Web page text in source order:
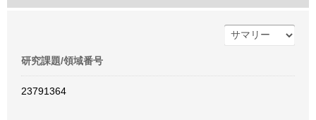
研究課題/領域番号
23791364